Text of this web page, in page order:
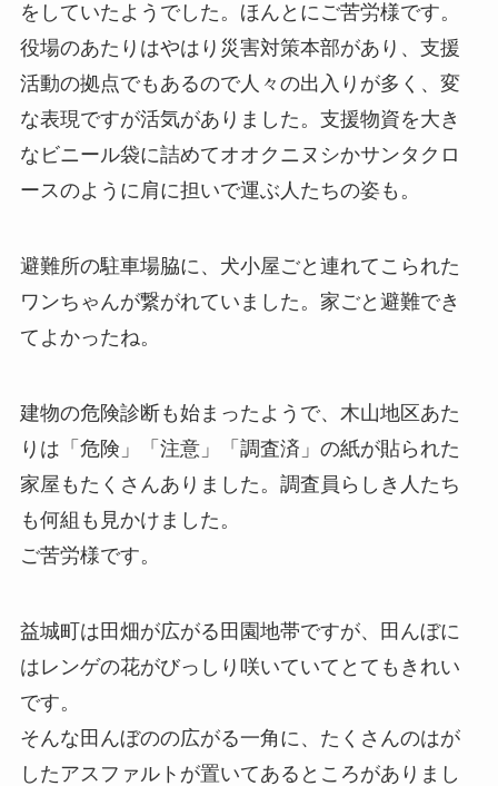
をしていたようでした。ほんとにご苦労様です。
役場のあたりはやはり災害対策本部があり、支援
活動の拠点でもあるので人々の出入りが多く、変
な表現ですが活気がありました。支援物資を大き
なビニール袋に詰めてオオクニヌシかサンタクロ
ースのように肩に担いで運ぶ人たちの姿も。
避難所の駐車場脇に、犬小屋ごと連れてこられた
ワンちゃんが繋がれていました。家ごと避難でき
てよかったね。
建物の危険診断も始まったようで、木山地区あた
りは「危険」「注意」「調査済」の紙が貼られた
家屋もたくさんありました。調査員らしき人たち
も何組も見かけました。
ご苦労様です。
益城町は田畑が広がる田園地帯ですが、田んぼに
はレンゲの花がびっしり咲いていてとてもきれい
です。
そんな田んぼのの広がる一角に、たくさんのはが
したアスファルトが置いてあるところがありまし